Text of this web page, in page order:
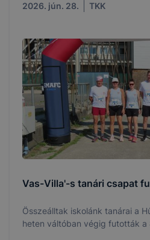
2026. jún. 28. TKK
Vas-Villa'-s tanári csapat
Összeálltak iskolánk tanárai a
heten váltóban végig futották